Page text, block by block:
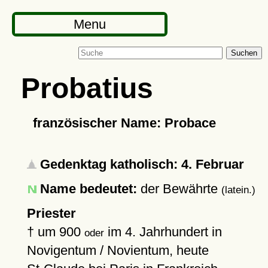
Menu
Suchen
Probatius
französischer Name: Probace
Gedenktag katholisch: 4. Februar
Name bedeutet: der Bewährte (latein.)
Priester
† um 900 oder im 4. Jahrhundert in
Novigentum / Novientum, heute